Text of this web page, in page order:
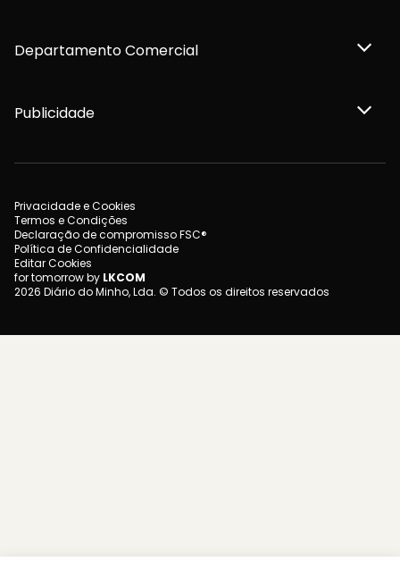
Departamento Comercial
Publicidade
Privacidade e Cookies
Termos e Condições
Declaração de compromisso FSC®
Política de Confidencialidade
Editar Cookies
for tomorrow by LKCOM
2026 Diário do Minho, Lda. © Todos os direitos reservados